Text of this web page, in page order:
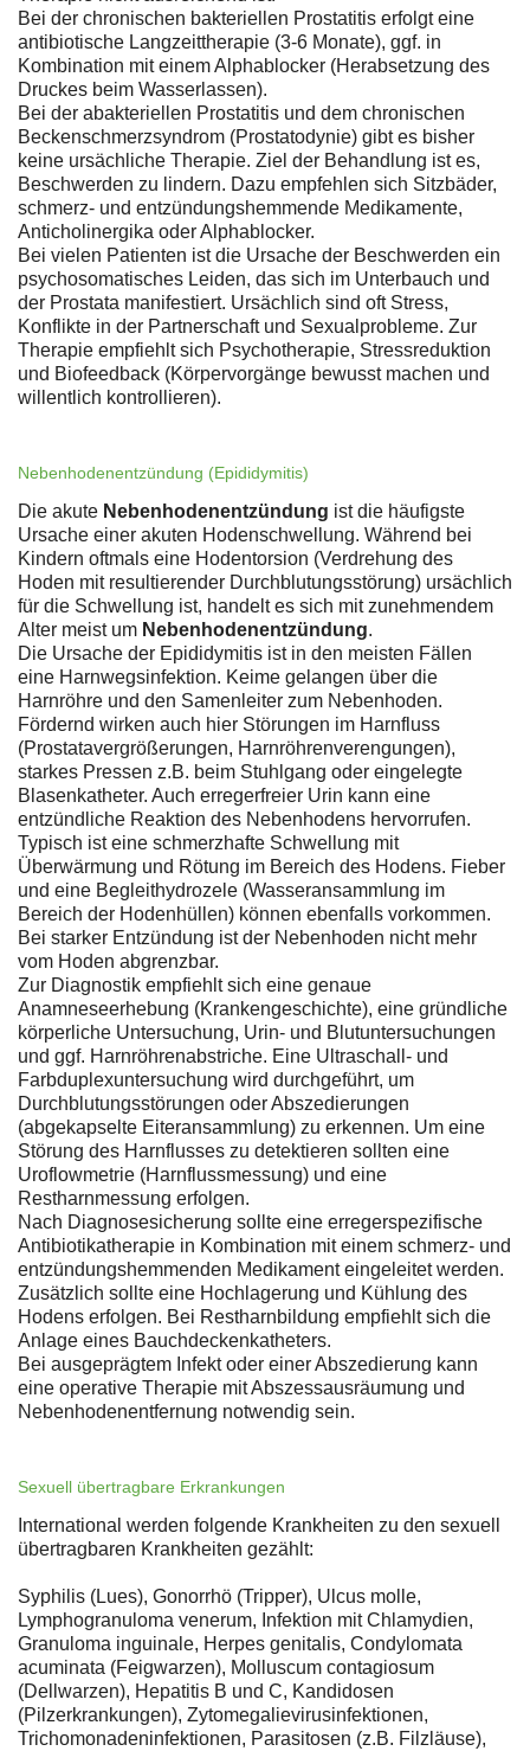
Bei der chronischen bakteriellen Prostatitis erfolgt eine
antibiotische Langzeittherapie (3-6 Monate), ggf. in
Kombination mit einem Alphablocker (Herabsetzung des
Druckes beim Wasserlassen).
Bei der abakteriellen Prostatitis und dem chronischen
Beckenschmerzsyndrom (Prostatodynie) gibt es bisher
keine ursächliche Therapie. Ziel der Behandlung ist es,
Beschwerden zu lindern. Dazu empfehlen sich Sitzbäder,
schmerz- und entzündungshemmende Medikamente,
Anticholinergika oder Alphablocker.
Bei vielen Patienten ist die Ursache der Beschwerden ein
psychosomatisches Leiden, das sich im Unterbauch und
der Prostata manifestiert. Ursächlich sind oft Stress,
Konflikte in der Partnerschaft und Sexualprobleme. Zur
Therapie empfiehlt sich Psychotherapie, Stressreduktion
und Biofeedback (Körpervorgänge bewusst machen und
willentlich kontrollieren).
Nebenhodenentzündung (Epididymitis)
Die akute Nebenhodenentzündung ist die häufigste
Ursache einer akuten Hodenschwellung. Während bei
Kindern oftmals eine Hodentorsion (Verdrehung des
Hoden mit resultierender Durchblutungsstörung) ursächlich
für die Schwellung ist, handelt es sich mit zunehmendem
Alter meist um Nebenhodenentzündung.
Die Ursache der Epididymitis ist in den meisten Fällen
eine Harnwegsinfektion. Keime gelangen über die
Harnröhre und den Samenleiter zum Nebenhoden.
Fördernd wirken auch hier Störungen im Harnfluss
(Prostatavergrößerungen, Harnröhrenverengungen),
starkes Pressen z.B. beim Stuhlgang oder eingelegte
Blasenkatheter. Auch erregerfreier Urin kann eine
entzündliche Reaktion des Nebenhodens hervorrufen.
Typisch ist eine schmerzhafte Schwellung mit
Überwärmung und Rötung im Bereich des Hodens. Fieber
und eine Begleithydrozele (Wasseransammlung im
Bereich der Hodenhüllen) können ebenfalls vorkommen.
Bei starker Entzündung ist der Nebenhoden nicht mehr
vom Hoden abgrenzbar.
Zur Diagnostik empfiehlt sich eine genaue
Anamneseerhebung (Krankengeschichte), eine gründliche
körperliche Untersuchung, Urin- und Blutuntersuchungen
und ggf. Harnröhrenabstriche. Eine Ultraschall- und
Farbduplexuntersuchung wird durchgeführt, um
Durchblutungsstörungen oder Abszedierungen
(abgekapselte Eiteransammlung) zu erkennen. Um eine
Störung des Harnflusses zu detektieren sollten eine
Uroflowmetrie (Harnflussmessung) und eine
Restharnmessung erfolgen.
Nach Diagnosesicherung sollte eine erregerspezifische
Antibiotikatherapie in Kombination mit einem schmerz- und
entzündungshemmenden Medikament eingeleitet werden.
Zusätzlich sollte eine Hochlagerung und Kühlung des
Hodens erfolgen. Bei Restharnbildung empfiehlt sich die
Anlage eines Bauchdeckenkatheters.
Bei ausgeprägtem Infekt oder einer Abszedierung kann
eine operative Therapie mit Abszessausräumung und
Nebenhodenentfernung notwendig sein.
Sexuell übertragbare Erkrankungen
International werden folgende Krankheiten zu den sexuell
übertragbaren Krankheiten gezählt:
Syphilis (Lues), Gonorrhö (Tripper), Ulcus molle,
Lymphogranuloma venerum, Infektion mit Chlamydien,
Granuloma inguinale, Herpes genitalis, Condylomata
acuminata (Feigwarzen), Molluscum contagiosum
(Dellwarzen), Hepatitis B und C, Kandidosen
(Pilzerkrankungen), Zytomegalievirusinfektionen,
Trichomonadeninfektionen, Parasitosen (z.B. Filzläuse),